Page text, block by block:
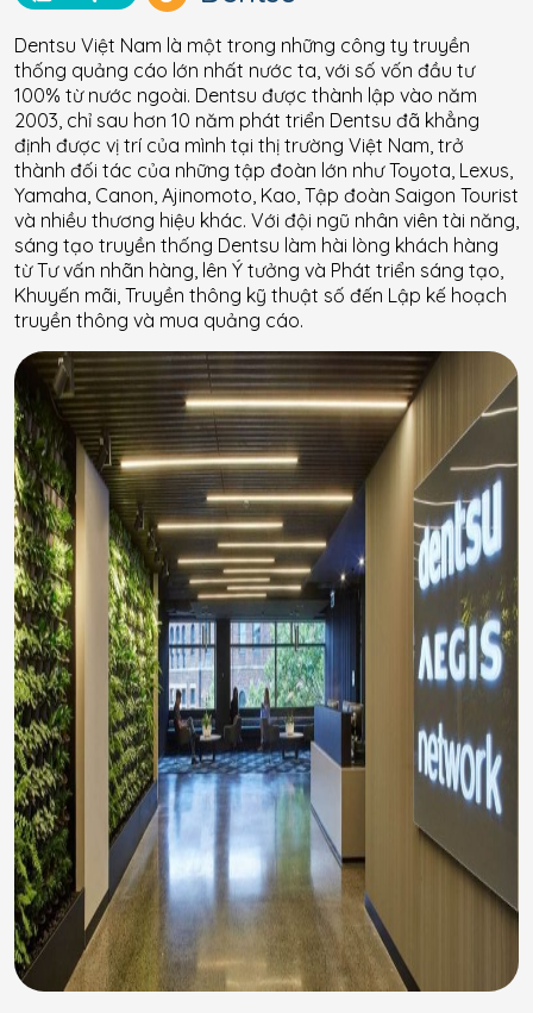
Dentsu Việt Nam là một trong những công ty truyền
thống quảng cáo lớn nhất nước ta, với số vốn đầu tư
100% từ nước ngoài. Dentsu được thành lập vào năm
2003, chỉ sau hơn 10 năm phát triển Dentsu đã khẳng
định được vị trí của mình tại thị trường Việt Nam, trở
thành đối tác của những tập đoàn lớn như Toyota, Lexus,
Yamaha, Canon, Ajinomoto, Kao, Tập đoàn Saigon Tourist
và nhiều thương hiệu khác. Với đội ngũ nhân viên tài năng,
sáng tạo truyền thống Dentsu làm hài lòng khách hàng
từ Tư vấn nhãn hàng, lên Ý tưởng và Phát triển sáng tạo,
Khuyến mãi, Truyền thông kỹ thuật số đến Lập kế hoạch
truyền thông và mua quảng cáo.